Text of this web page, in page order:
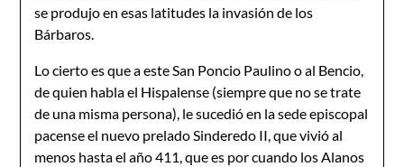
se pro­dujo en esas latitudes la invasión de los
Bárbaros.
Lo cierto es que a este San Poncio Paulino o al Bencio,
de quien habla el Hispalense (siempre que no se trate
de una misma persona), le sucedió en la sede episcopal
pacense el nuevo prelado Sinderedo II, que vivió al
menos hasta el año 411, que es por cuando los Alanos